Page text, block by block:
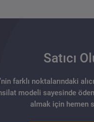
Satıcı
farklı noktalarındaki
modeli sayesinde
almak için hemen